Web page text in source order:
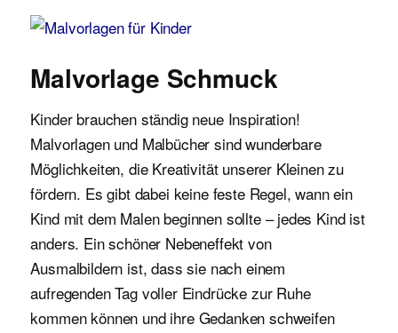
Malvorlagen für Kinder
Malvorlage Schmuck
Kinder brauchen ständig neue Inspiration!
Malvorlagen und Malbücher sind wunderbare
Möglichkeiten, die Kreativität unserer Kleinen zu
fördern. Es gibt dabei keine feste Regel, wann ein
Kind mit dem Malen beginnen sollte – jedes Kind ist
anders. Ein schöner Nebeneffekt von
Ausmalbildern ist, dass sie nach einem
aufregenden Tag voller Eindrücke zur Ruhe
kommen können und ihre Gedanken schweifen